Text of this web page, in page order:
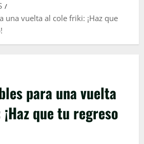
una vuelta al cole friki: ¡Haz que
para una vuelta
que tu regreso